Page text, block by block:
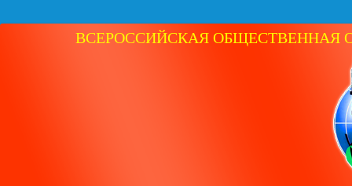
ВСЕРОССИЙСКАЯ ОБЩЕСТВЕННАЯ